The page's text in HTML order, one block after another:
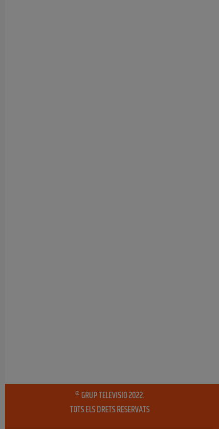
® GRUP TELEVISIO 2022.
TOTS ELS DRETS RESERVATS